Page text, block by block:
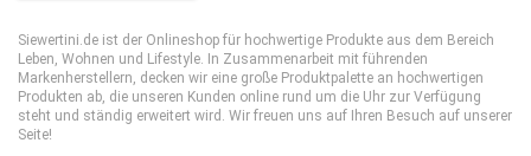
Siewertini.de ist der Onlineshop für hochwertige Produkte aus dem Bereich
Leben, Wohnen und Lifestyle. In Zusammenarbeit mit führenden
Markenherstellern, decken wir eine große Produktpalette an hochwertigen
Produkten ab, die unseren Kunden online rund um die Uhr zur Verfügung
steht und ständig erweitert wird. Wir freuen uns auf Ihren Besuch auf unserer
Seite!